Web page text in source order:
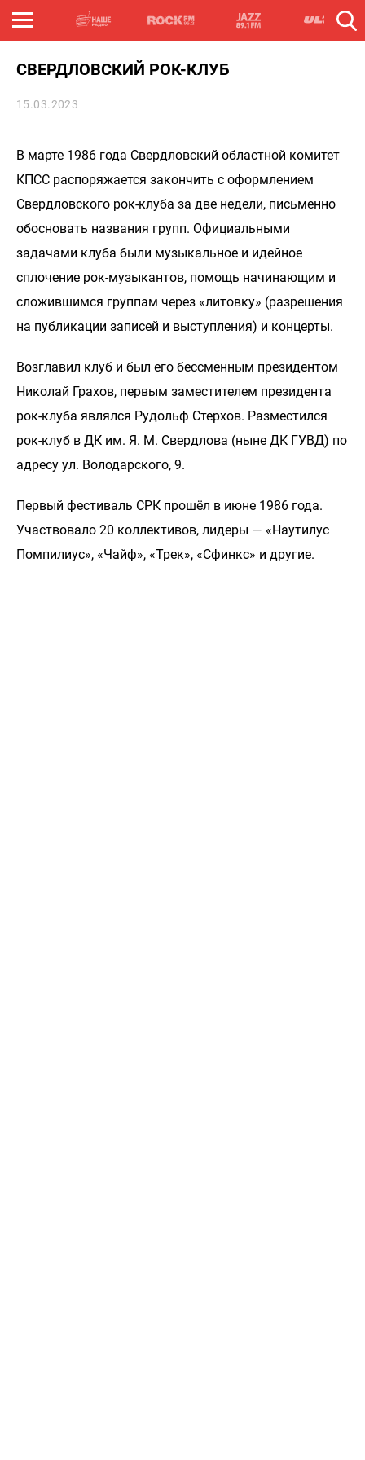
СВЕРДЛОВСКИЙ РОК-КЛУБ
15.03.2023
В марте 1986 года Свердловский областной комитет
КПСС распоряжается закончить с оформлением
Свердловского рок-клуба за две недели, письменно
обосновать названия групп. Официальными
задачами клуба были музыкальное и идейное
сплочение рок-музыкантов, помощь начинающим и
сложившимся группам через «литовку» (разрешения
на публикации записей и выступления) и концерты.
Возглавил клуб и был его бессменным президентом
Николай Грахов, первым заместителем президента
рок-клуба являлся Рудольф Стерхов. Разместился
рок-клуб в ДК им. Я. М. Свердлова (ныне ДК ГУВД) по
адресу ул. Володарского, 9.
Первый фестиваль СРК прошёл в июне 1986 года.
Участвовало 20 коллективов, лидеры — «Наутилус
Помпилиус», «Чайф», «Трек», «Сфинкс» и другие.